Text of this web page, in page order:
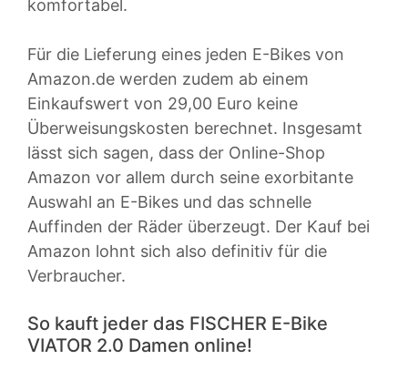
komfortabel.
Für die Lieferung eines jeden E-Bikes von
Amazon.de werden zudem ab einem
Einkaufswert von 29,00 Euro keine
Überweisungskosten berechnet. Insgesamt
lässt sich sagen, dass der Online-Shop
Amazon vor allem durch seine exorbitante
Auswahl an E-Bikes und das schnelle
Auffinden der Räder überzeugt. Der Kauf bei
Amazon lohnt sich also definitiv für die
Verbraucher.
So kauft jeder das FISCHER E-Bike
VIATOR 2.0 Damen online!